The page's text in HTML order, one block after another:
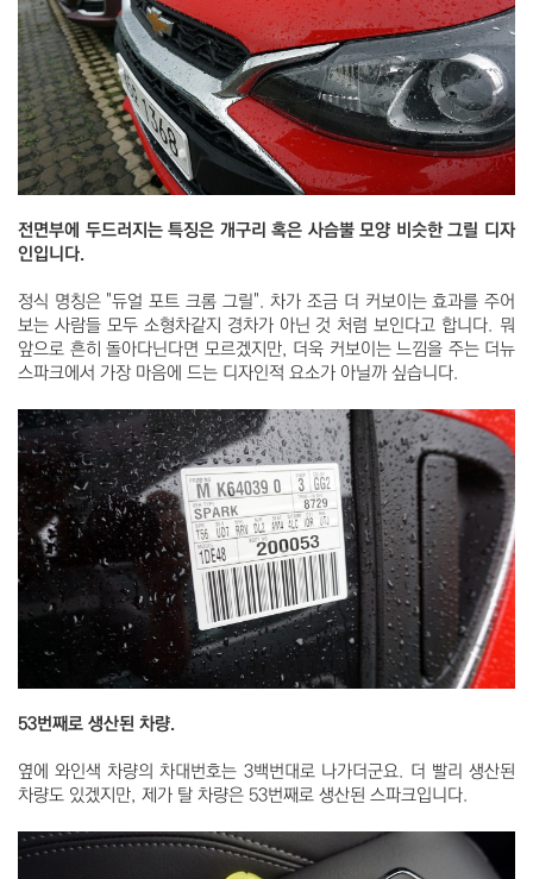
전면부에 두드러지는 특징은 개구리 혹은 사슴뿔 모양 비슷한 그릴 디자
인입니다.
정식 명칭은 "듀얼 포트 크롬 그릴". 차가 조금 더 커보이는 효과를 주어
보는 사람들 모두 소형차같지 경차가 아닌 것 처럼 보인다고 합니다. 뭐
앞으로 흔히 돌아다닌다면 모르겠지만, 더욱 커보이는 느낌을 주는 더뉴
스파크에서 가장 마음에 드는 디자인적 요소가 아닐까 싶습니다.
53번째로 생산된 차량.
옆에 와인색 차량의 차대번호는 3백번대로 나가더군요. 더 빨리 생산된
차량도 있겠지만, 제가 탈 차량은 53번째로 생산된 스파크입니다.